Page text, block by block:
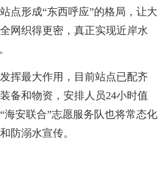
点形成“东西呼应”的格局，让大
网织得更密，真正实现近岸水
挥最大作用，目前站点已配齐
备和物资，安排人员24小时值
海安联合”志愿服务队也将常态化
防溺水宣传。